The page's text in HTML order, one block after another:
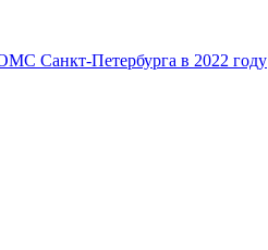
Санкт-Петербурга в 2022 году